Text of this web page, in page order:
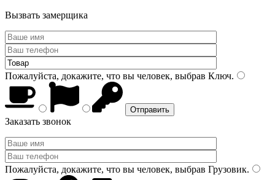
Вызвать замерщика
Пожалуйста, докажите, что вы человек, выбрав Ключ.
Заказать звонок
Пожалуйста, докажите, что вы человек, выбрав Грузовик.